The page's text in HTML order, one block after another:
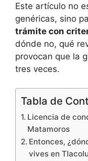
Este artículo no
genéricas, sino
trámite con
dónde no, qué
provocan que la
tres veces.
Tabla de
Licencia de
Matamoros
Entonces,
vives en